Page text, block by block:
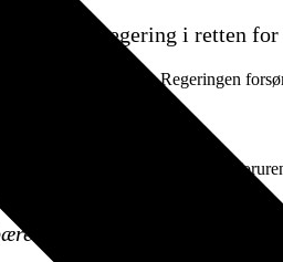
regering i retten
fra krisen. Regeringen
udledning
hvert år for at få en stor
brændstof (Power